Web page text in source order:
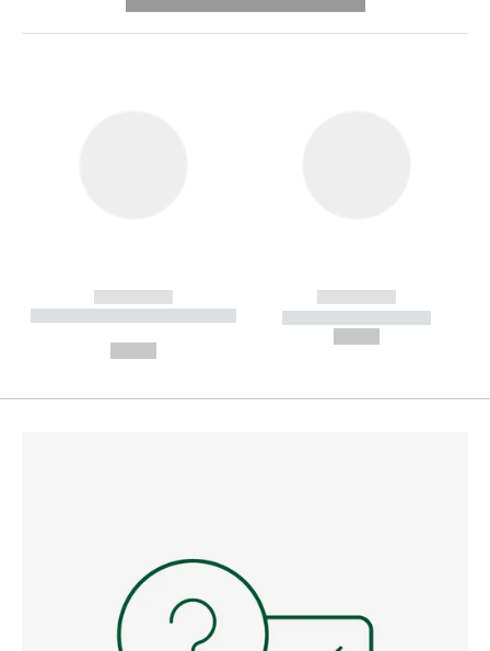
------------
----------- ----------- --------
------------
----------- -----------